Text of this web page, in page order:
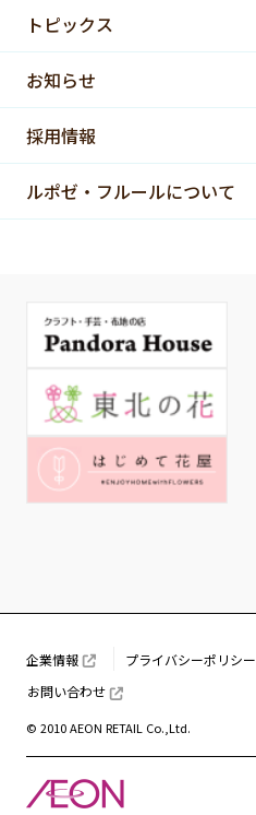
トピックス
お知らせ
採用情報
ルポゼ・フルールについて
企業情報 プライバシーポリシー
お問い合わせ
© 2010 AEON RETAIL Co.,Ltd.